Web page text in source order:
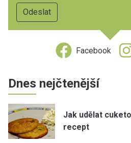
Facebook
Dnes nejčtenější
Jak udělat
recept